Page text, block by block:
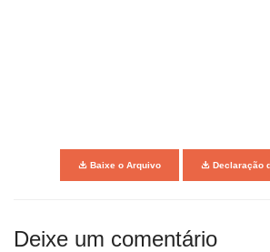
Baixe o Arquivo Declaração
Deixe um comentário